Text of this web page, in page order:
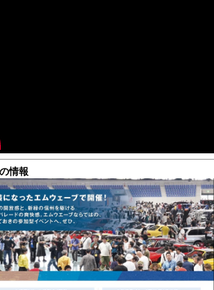
の申請確認等で遅くなっていました、当日マニュアル
さまで、予定台数に達しましたので募集を締め切らせて
ながのノスタルジックカーフェスティバル 2024」参加
がのノスタルジックカーフェスティバル2023」会場レ
ミートブースの募集は終了しました。
NEW!
示参加者募集が定員に達しました。
申し込みにつては、キャンセル待ち対象となります。尚
・ガレージセール「ながのスワップミート2DAYS」屋
がのノスタルジックカーフェスティバル2023」は募集
名古屋ノスタルジックカーフェスティバル2022」は無
情報